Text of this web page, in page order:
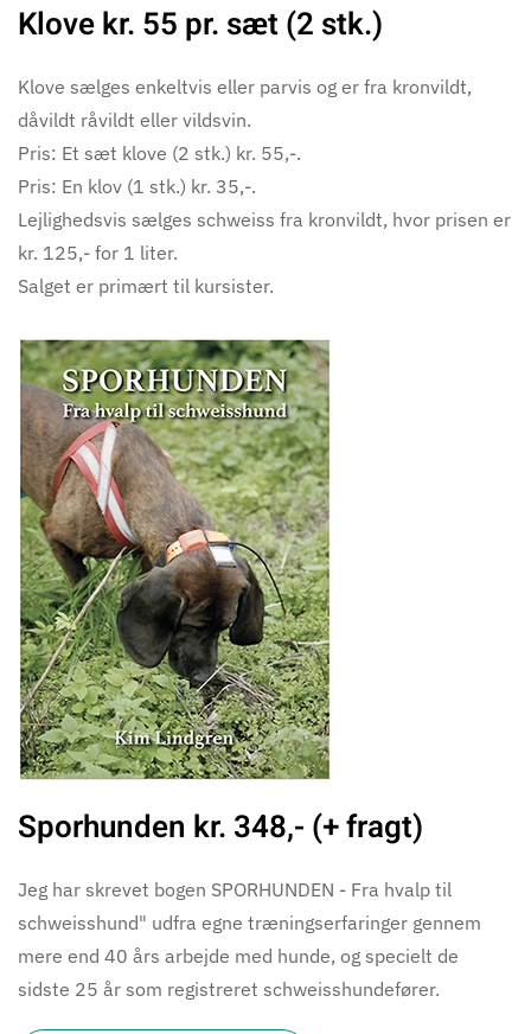
Klove kr. 55 pr. sæt (2 stk.)
Klove sælges enkeltvis eller parvis og er fra kronvildt,
dåvildt råvildt eller vildsvin.
Pris: Et sæt klove (2 stk.) kr. 55,-.
Pris: En klov (1 stk.) kr. 35,-.
Lejlighedsvis sælges schweiss fra kronvildt, hvor prisen er
kr. 125,- for 1 liter.
Salget er primært til kursister.
Sporhunden kr. 348,- (+ fragt)
Jeg har skrevet bogen SPORHUNDEN - Fra hvalp til
schweisshund" udfra egne træningserfaringer gennem
mere end 40 års arbejde med hunde, og specielt de
sidste 25 år som registreret schweisshundefører.